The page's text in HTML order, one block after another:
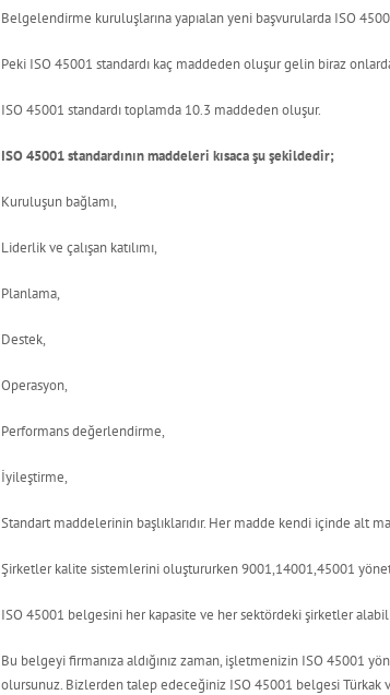
Belgelendirme kuruluşlarına yapıalan yeni başvurularda ISO
Peki ISO 45001 standardı kaç maddeden oluşur gelin biraz
ISO 45001 standardı toplamda 10.3 maddeden oluşur.
ISO 45001 standardının maddeleri kısaca şu şekildedir;
Kuruluşun bağlamı,
Liderlik ve çalışan katılımı,
Planlama,
Destek,
Operasyon,
Performans değerlendirme,
İyileştirme,
Standart maddelerinin başlıklarıdır. Her madde kendi içinde alt
Şirketler kalite sistemlerini oluştururken 9001,14001,45001
ISO 45001 belgesini her kapasite ve her sektördeki şirketler
Bu belgeyi firmanıza aldığınız zaman, işletmenizin ISO 45001
olursunuz. Bizlerden talep edeceğiniz ISO 45001 belgesi Türkak